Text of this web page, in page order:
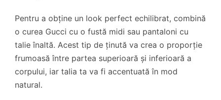
Pentru a obține un look perfect echilibrat, combină
o curea Gucci cu o fustă midi sau pantaloni cu
talie înaltă. Acest tip de ținută va crea o proporție
frumoasă între partea superioară și inferioară a
corpului, iar talia ta va fi accentuată în mod
natural.